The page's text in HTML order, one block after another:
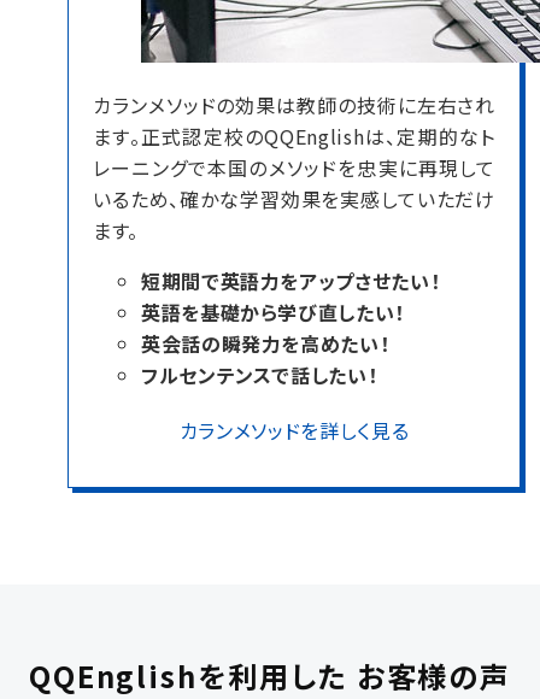
カランメソッドの効果は教師の技術に左右され
ます。正式認定校のQQEnglishは、定期的なト
レーニングで本国のメソッドを忠実に再現して
いるため、確かな学習効果を実感していただけ
ます。
短期間で英語力をアップさせたい！
英語を基礎から学び直したい！
英会話の瞬発力を高めたい！
フルセンテンスで話したい！
カランメソッドを詳しく見る
QQEnglishを利用した お客様の声